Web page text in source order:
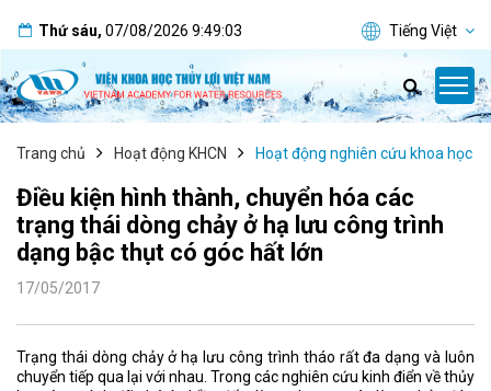
Thứ sáu, 07/08/2026 9:49:04 Tiếng Việt
Trang chủ Hoạt động KHCN Hoạt động nghiên cứu khoa học
Điều kiện hình thành, chuyển hóa các
trạng thái dòng chảy ở hạ lưu công trình
dạng bậc thụt có góc hất lớn
17/05/2017
Trạng thái dòng chảy ở hạ lưu công trình tháo rất đa dạng và luôn
chuyển tiếp qua lại với nhau. Trong các nghiên cứu kinh điển về thủy